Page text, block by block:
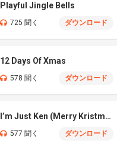
Playful Jingle Bells
725 聞く ダウンロード
12 Days Of Xmas
578 聞く ダウンロード
I’m Just Ken (Merry Kristmas Barbie) – Ryan Gosling & Mark Ronson
577 聞く ダウンロード